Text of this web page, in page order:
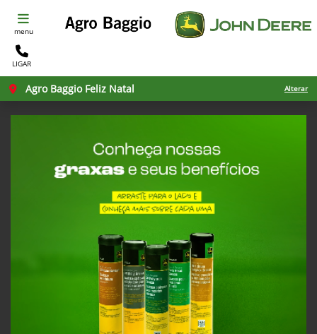
menu
LIGAR
Agro Baggio Feliz Natal Alterar